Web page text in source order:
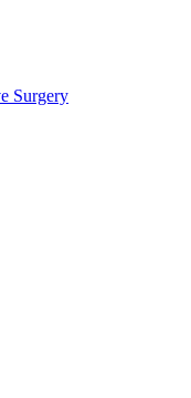
Surgery